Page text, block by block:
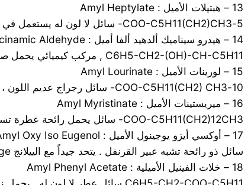
13 – هبتيلات الأميل : Amyl Heptylate
5-COO-C5H11(CH2)CH3- سائل لا لون له يستعمل في تحضير عطور الفاكهة بسبب نفحة رائحته القوية جداً . كما تستخدم آثار منه لتعديل روائح المركبات العطرية .
14 – هيدرو سيناميك ألدهيد ألفا أميل : -Amyl Hydro cinamic Aldehyde
C6H5-CH2-(OH)-CH-C5H11 , مركب كيميائي يحمل صفات الياسمين المشابهة لسيناميك ألدهيد أميل .
15 – لورينات الأميل : Amyl Lourinate
10-COO-C5H11(CH2) CH3- سائل رجراج عديم اللون ، يحمل رائحة قوية تذكر بالكمثرى . يفيد في إعطاء نفحة جديدة مضللة للروائح العادية .
16 – ميريستينات الأميل : Amyl Myristinate
COO-C5H11(CH2)12CH3- سائل يحمل رائحة عطرة تستمر طويلاً . وهو مثبت جيد للعطور الفاخرة .
17 – أوكسي أيزو يوجينول الأميل : Amyl Oxy Iso Eugenol
سائل ذو رائحة تشبه عبير القرنفل . يتحد جيداً مع الييلانج Ylange والهليوتروبين Heliotrpin ، والورد ليشكل عبيراً رائعاً .
18 – خلات الفينيل الأميلية : Amyl Phenyl Acetate